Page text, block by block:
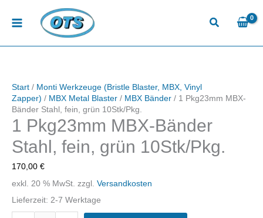
springen
Start / Monti Werkzeuge (Bristle Blaster, MBX, Vinyl
Zapper) / MBX Metal Blaster / MBX Bänder / 1 Pkg23mm MBX-
Bänder Stahl, fein, grün 10Stk/Pkg.
1 Pkg23mm MBX-Bänder
Stahl, fein, grün 10Stk/Pkg.
170,00 €
exkl. 20 % MwSt. zzgl. Versandkosten
Lieferzeit: 2-7 Werktage